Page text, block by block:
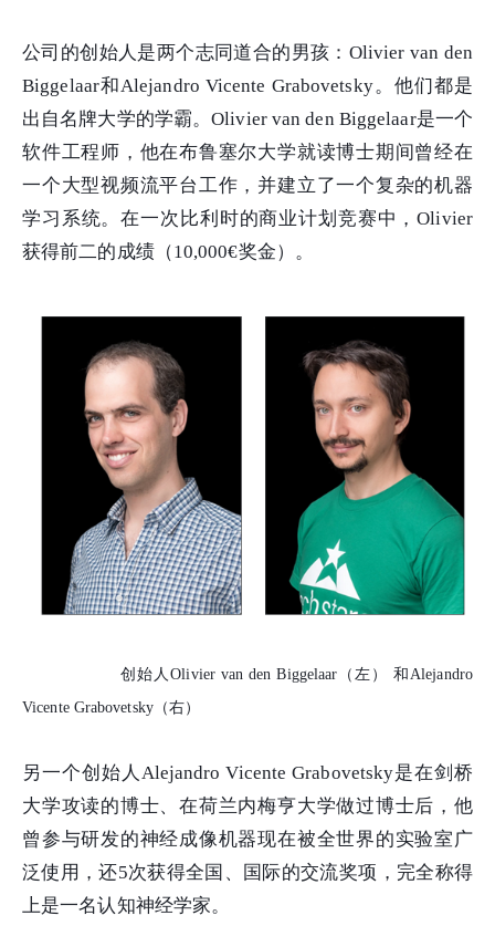
公司的创始人是两个志同道合的男孩：Olivier van den
Biggelaar和Alejandro Vicente Grabovetsky。他们都是
出自名牌大学的学霸。Olivier van den Biggelaar是一个
软件工程师，他在布鲁塞尔大学就读博士期间曾经在
一个大型视频流平台工作，并建立了一个复杂的机器
学习系统。在一次比利时的商业计划竞赛中，Olivier
获得前二的成绩（10,000€奖金）。
创始人Olivier van den Biggelaar（左） 和Alejandro
Vicente Grabovetsky（右）
另一个创始人Alejandro Vicente Grabovetsky是在剑桥
大学攻读的博士、在荷兰内梅亨大学做过博士后，他
曾参与研发的神经成像机器现在被全世界的实验室广
泛使用，还5次获得全国、国际的交流奖项，完全称得
上是一名认知神经学家。